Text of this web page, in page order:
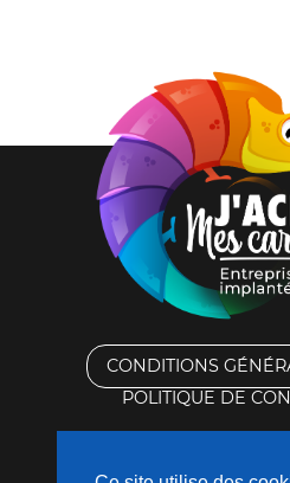
CONDITIONS
POLITIQUE DE